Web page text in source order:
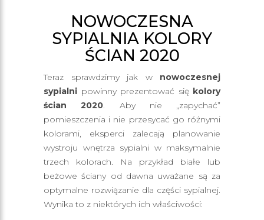
NOWOCZESNA
SYPIALNIA KOLORY
ŚCIAN 2020
Teraz sprawdzimy jak w nowoczesnej
sypialni powinny prezentować się kolory
ścian 2020. Aby nie „zapychać”
pomieszczenia i nie przesycać go różnymi
kolorami, eksperci zalecają planowanie
wystroju wnętrza sypialni w maksymalnie
trzech kolorach. Na przykład białe lub
beżowe ściany od dawna uważane są za
optymalne rozwiązanie dla części sypialnej.
Wynika to z niektórych ich właściwości: